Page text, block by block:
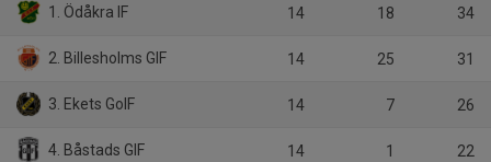
1. Ödåkra IF 14 18 34
2. Billesholms GIF 14 25 31
3. Ekets GoIF 14 7 26
4. Båstads GIF 14 1 22